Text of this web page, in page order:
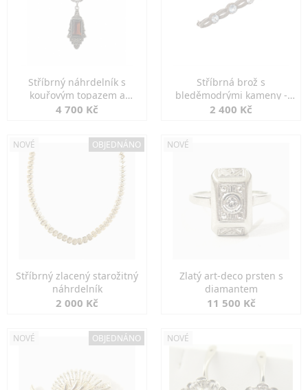
Stříbrný náhrdelník s
kouřovým topazem a
markazity
4 700 Kč
Stříbrná brož s
bleděmodrými kameny -
jemná elegance
2 400 Kč
NOVÉ OBJEDNÁNO
Stříbrný zlacený starožitný
náhrdelník
2 000 Kč
NOVÉ
Zlatý art-deco prsten s
diamantem
11 500 Kč
NOVÉ OBJEDNÁNO NOVÉ